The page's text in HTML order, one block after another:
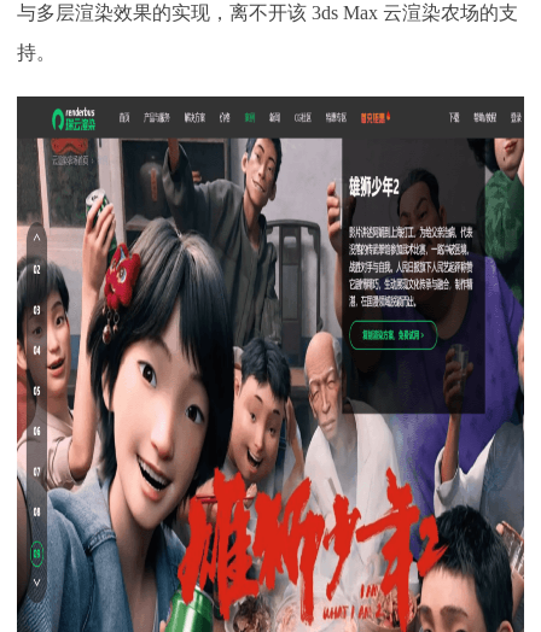
与多层渲染效果的实现，离不开该 3ds Max 云渲染农场的支
持。